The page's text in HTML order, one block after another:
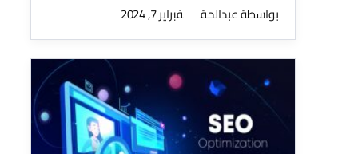
بواسطة عبدالحق فبراير 7, 2024